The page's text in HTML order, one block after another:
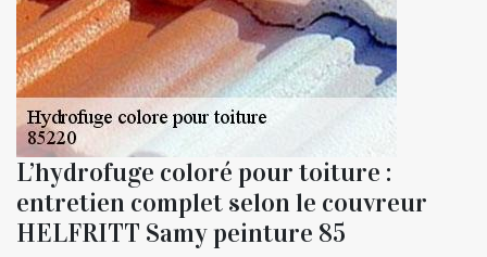
L’hydrofuge coloré pour toiture :
entretien complet selon le couvreur
HELFRITT Samy peinture 85